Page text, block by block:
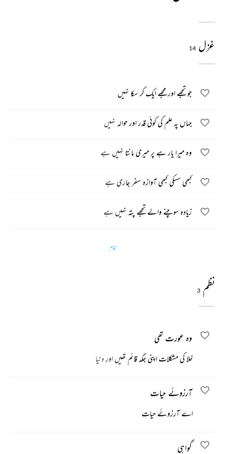
غزل 14
جو تجھے اور مجھے ایک کر سکا نہیں
جہاں پہ علم کی کوئی قدر اور حوالہ نہیں
وہ میرا یار ہے پر میری مانتا نہیں ہے
کبھی سسکی کبھی آوازہ سفر جاری ہے
زیادہ سوچنے والے تجھے پتہ نہیں ہے
تمام
نظم 3
وہ عورت تھی
خلا کی مشکلات اپنی جگہ قائم تھیں اور دنیا
آرزوئے حیات
اے آرزوئے حیات
گواہی